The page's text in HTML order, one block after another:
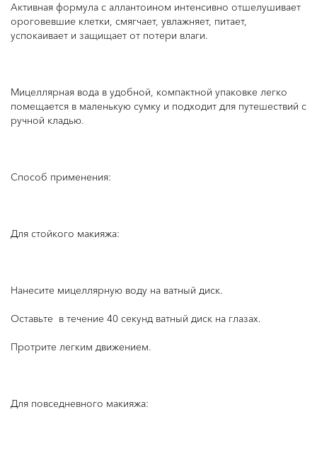
Активная формула с аллантоином интенсивно отшелушивает
ороговевшие клетки, смягчает, увлажняет, питает,
успокаивает и защищает от потери влаги.
Мицеллярная вода в удобной, компактной упаковке легко
помещается в маленькую сумку и подходит для путешествий с
ручной кладью.
Способ применения:
Для стойкого макияжа:
Нанесите мицеллярную воду на ватный диск.
Оставьте в течение 40 секунд ватный диск на глазах.
Протрите легким движением.
Для повседневного макияжа: